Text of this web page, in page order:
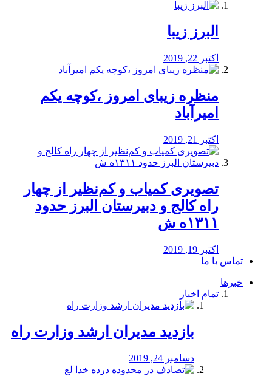
البرز زیبا
اکتبر 22, 2019
منظره‌‌ زیبای امروز ،کوچه یکم
امیرآباد
اکتبر 21, 2019
️تصویری کمیاب و کم‌نظیر از چهار
راه كالج و دبيرستان البرز حدود
۱۳۱۱ه ش
اکتبر 19, 2019
تماس با ما
خبرها
تمام اخبار
بازدید مدیران ارشد وزارت راه
دسامبر 24, 2019